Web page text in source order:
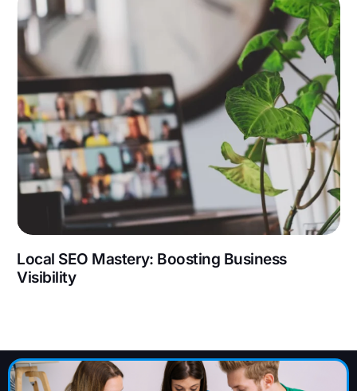
Local SEO Mastery: Boosting Business
Visibility